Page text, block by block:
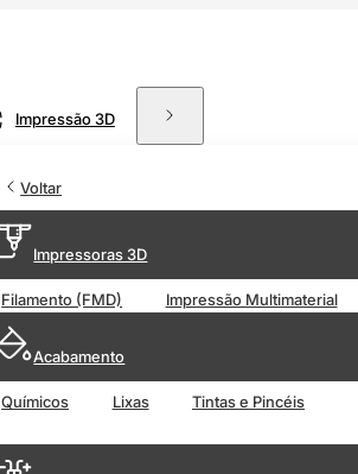
Impressão 3D
Voltar
Impressoras 3D
Filamento (FMD) Impressão Multimaterial
Acabamento
Químicos Lixas Tintas e Pincéis